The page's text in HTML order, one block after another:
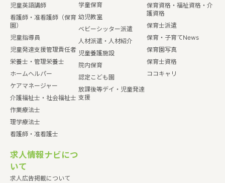
児童英語講師
看護師・准看護師（保育
園）
児童指導員
児童発達支援管理責任者
栄養士・管理栄養士
ホームヘルパー
ケアマネージャー
介護福祉士・社会福祉士
作業療法士
理学療法士
看護師・准看護士
学童保育
幼児教室
ベビーシッター派遣
人材派遣・人材紹介
児童養護施設
院内保育
認定こども園
放課後等デイ・児童発達
支援
保育資格・福祉資格・介
護資格
保育士派遣
保育・子育てNews
保育園写真
保育士資格
ココキャリ
求人情報ナビにつ
いて
求人広告掲載について